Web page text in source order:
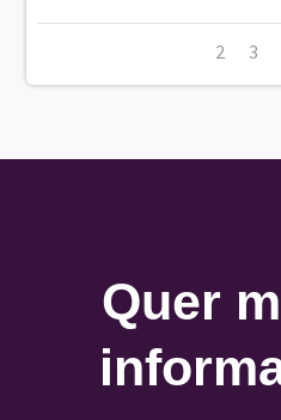
2 3
Quer